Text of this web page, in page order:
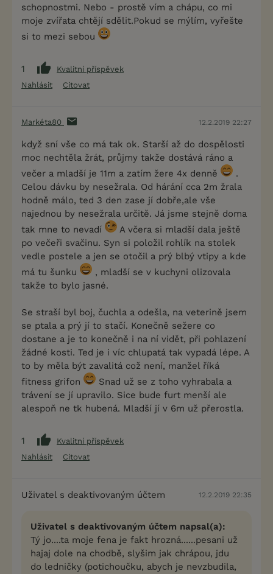
schopnostmi. Nebo - prostě vím a chápu, co mi
moje zvířata chtějí sdělit.Pokud se mýlím, vyřešte
si to mezi sebou
1
Kvalitní příspěvek
Nahlásit
Citovat
Markéta80 12.2.2019 22:27
když sní vše co má tak ok. Starší až do dospělosti
moc nechtěla žrát, průjmy takže dostává ráno a
večer a mladší je 11m a zatím žere 4x denně
.
Celou dávku by nesežrala. Od hárání cca 2m žrala
hodně málo, ted 3 den zase jí dobře,ale vše
najednou by nesežrala určitě. Já jsme stejně doma
tak mne to nevadí
A včera si mladší dala ještě
po večeři svačinu. Syn si položil rohlík na stolek
vedle postele a jen se otočil a prý blbý vtipy a kde
má tu šunku
, mladší se v kuchyni olizovala
takže to bylo jasné.
Se straší byl boj, čuchla a odešla, na veterině jsem
se ptala a prý jí to stačí. Konečně sežere co
dostane a je to konečně i na ní vidět, při pohlazení
žádné kosti. Ted je i víc chlupatá tak vypadá lépe. A
to by měla být zavalitá což není, manžel říká
fitness grifon
Snad už se z toho vyhrabala a
trávení se jí upravilo. Sice bude furt menší ale
alespoň ne tk hubená. Mladší jí v 6m už přerostla.
1
Kvalitní příspěvek
Nahlásit
Citovat
Uživatel s deaktivovaným účtem 12.2.2019 22:35
Uživatel s deaktivovaným účtem napsal(a):
Tý jo....ta moje fena je fakt hrozná......pesani už
hajaj dole na chodbě, slyšim jak chrápou, jdu
do ledničky (potichoučku, abych je nevzbudila,